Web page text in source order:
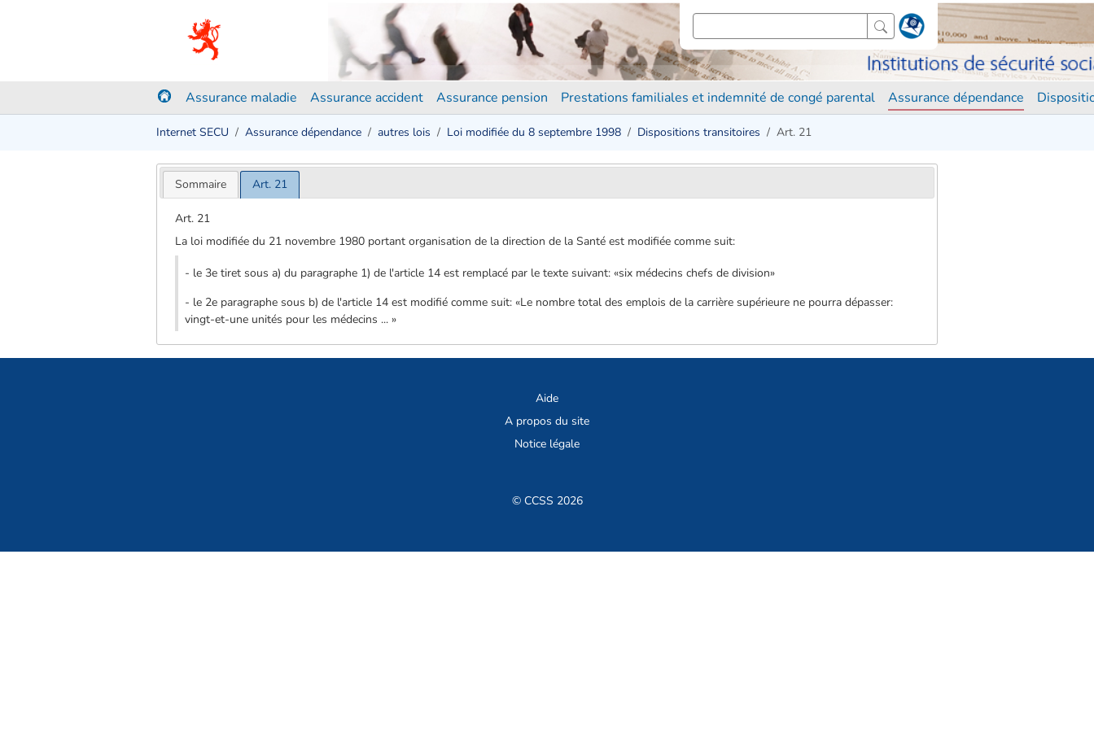
Assurance maladie Assurance accident Assurance pension Prestations familiales et indemnité de congé parental Assurance dépendance
Internet SECU Assurance dépendance autres lois Loi modifiée du 8 septembre 1998 Dispositions transitoires Art. 21
Sommaire Art. 21
Art. 21
La loi modifiée du 21 novembre 1980 portant organisation de la direction de la Santé est modifiée comme suit:
- le 3e tiret sous a) du paragraphe 1) de l'article 14 est remplacé par le texte suivant: «six médecins chefs de division»
- le 2e paragraphe sous b) de l'article 14 est modifié comme suit: «Le nombre total des emplois de la carrière supérieure ne pourra dépasser:
vingt-et-une unités pour les médecins ... »
Aide
A propos du site
Notice légale
© CCSS 2026